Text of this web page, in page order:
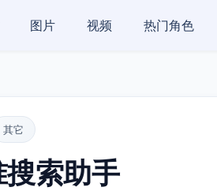
图片 视频 热门角色
其它
索助手